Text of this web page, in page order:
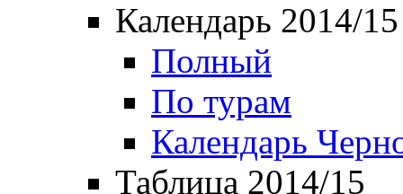
Календарь 2014/15
Полный
По турам
Календарь
Таблица 2014/15